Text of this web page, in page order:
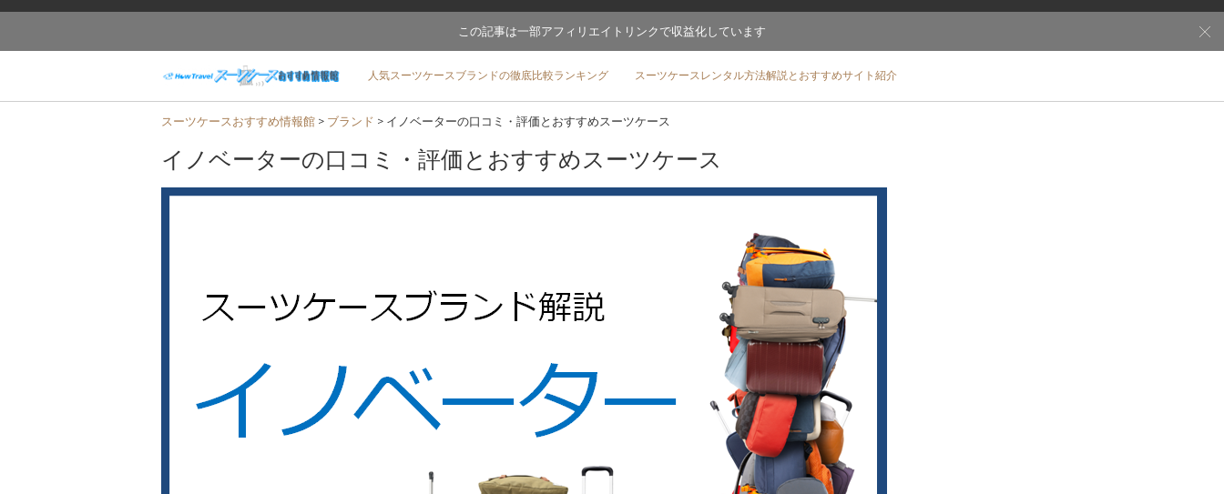
この記事は一部アフィリエイトリンクで収益化しています
人気スーツケースブランドの徹底比較ランキング スーツケースレンタル方法解説とおすすめサイト紹介
スーツケースおすすめ情報館> ブランド > イノベーターの口コミ・評価とおすすめスーツケース
イノベーターの口コミ・評価とおすすめスーツケース